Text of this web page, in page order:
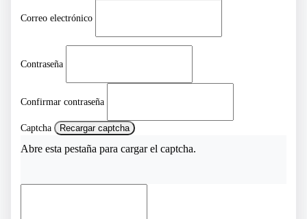
Correo electrónico
Contraseña
Confirmar contraseña
Captcha Recargar captcha
Abre esta pestaña para cargar el captcha.